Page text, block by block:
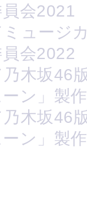
会2021
ュージ
会2022
木坂46
ン」製
木坂46
ン」製